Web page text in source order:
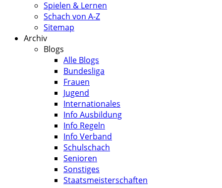
Spielen & Lernen
Schach von A-Z
Sitemap
Archiv
Blogs
Alle Blogs
Bundesliga
Frauen
Jugend
Internationales
Info Ausbildung
Info Regeln
Info Verband
Schulschach
Senioren
Sonstiges
Staatsmeisterschaften